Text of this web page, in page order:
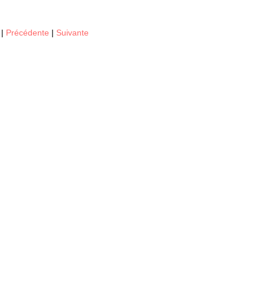
| Précédente | Suivante